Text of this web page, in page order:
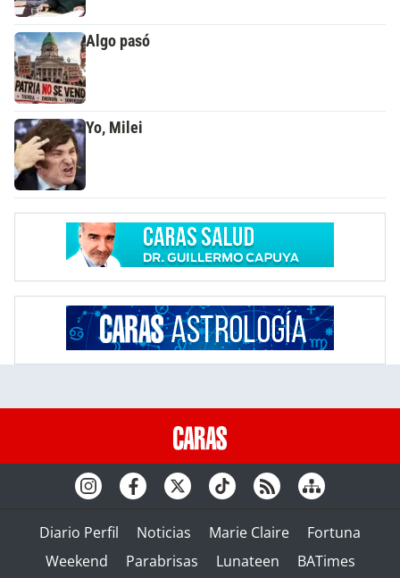
Algo pasó
Yo, Milei
Diario Perfil Noticias Marie Claire
Fortuna
Weekend
Parabrisas Lunateen BATimes